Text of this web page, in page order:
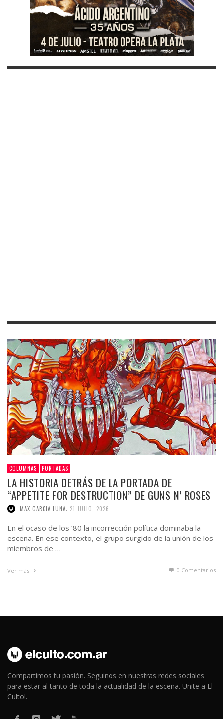
COLUMNAS PORTADAS
LA HISTORIA DETRÁS DE LA PORTADA DE
“APPETITE FOR DESTRUCTION” DE GUNS N’ ROSES
MAX GARCIA LUNA, 21 JULIO, 2026
En el ocaso de los ’80 la incorrección política dominaba la
escena. En ese contexto, el grupo surgido de la unión de los
miembros de …
Ver más 0 Comentarios
Compartimos tu pasión. Seguinos en nuestras redes sociales
para estar al tanto de toda la actualidad de la escena. Unite a El
Culto!.